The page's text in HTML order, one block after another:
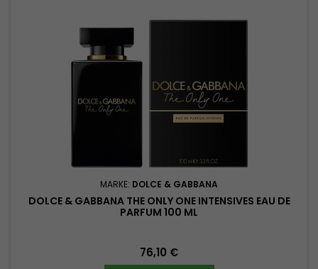
MARKE: DOLCE & GABBANA
DOLCE & GABBANA THE ONLY ONE INTENSIVES EAU DE
PARFUM 100 ML
Preis
76,10 €